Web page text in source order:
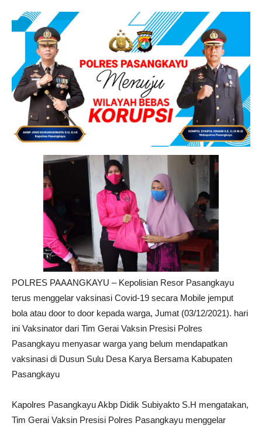
POLRES PAAANGKAYU – Kepolisian Resor Pasangkayu
terus menggelar vaksinasi Covid-19 secara Mobile jemput
bola atau door to door kepada warga, Jumat (03/12/2021). hari
ini Vaksinator dari Tim Gerai Vaksin Presisi Polres
Pasangkayu menyasar warga yang belum mendapatkan
vaksinasi di Dusun Sulu Desa Karya Bersama Kabupaten
Pasangkayu
Kapolres Pasangkayu Akbp Didik Subiyakto S.H mengatakan,
Tim Gerai Vaksin Presisi Polres Pasangkayu menggelar